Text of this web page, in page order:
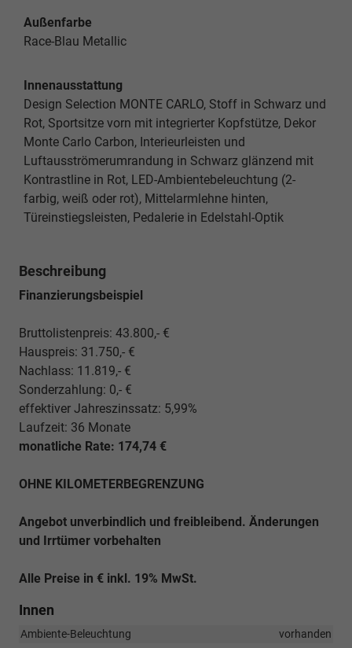
Außenfarbe
Race-Blau Metallic
Innenausstattung
Design Selection MONTE CARLO, Stoff in Schwarz und
Rot, Sportsitze vorn mit integrierter Kopfstütze, Dekor
Monte Carlo Carbon, Interieurleisten und
Luftausströmerumrandung in Schwarz glänzend mit
Kontrastline in Rot, LED-Ambientebeleuchtung (2-
farbig, weiß oder rot), Mittelarmlehne hinten,
Türeinstiegsleisten, Pedalerie in Edelstahl-Optik
Beschreibung
Finanzierungsbeispiel
Bruttolistenpreis: 43.800,- €
Hauspreis: 31.750,- €
Nachlass: 11.819,- €
Sonderzahlung: 0,- €
effektiver Jahreszinssatz: 5,99%
Laufzeit: 36 Monate
monatliche Rate: 174,74 €
OHNE KILOMETERBEGRENZUNG
Angebot unverbindlich und freibleibend. Änderungen
und Irrtümer vorbehalten
Alle Preise in € inkl. 19% MwSt.
Innen
Ambiente-Beleuchtung
vorhanden